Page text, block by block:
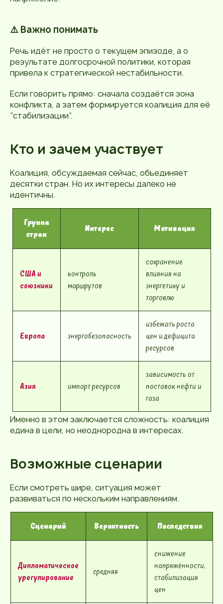
⚠️ Важно понимать
Речь идёт не просто о текущем эпизоде, а о
результате долгосрочной политики, которая
привела к стратегической нестабильности.
Если говорить прямо: сначала создаётся зона
конфликта, а затем формируется коалиция для её
“стабилизации”.
Кто и зачем участвует
Коалиция, обсуждаемая сейчас, объединяет
десятки стран. Но их интересы далеко не
идентичны.
Группа
стран
Интерес Мотивация
США и
союзники
контроль
маршрутов
сохранение
влияния на
энергетику и
торговлю
Европа энергобезопасность
избежать роста
цен и дефицита
ресурсов
Азия импорт ресурсов
зависимость от
поставок нефти и
газа
Именно в этом заключается сложность: коалиция
едина в цели, но неоднородна в интересах.
Возможные сценарии
Если смотреть шире, ситуация может
развиваться по нескольким направлениям.
Сценарий Вероятность Последствия
Дипломатическое
урегулирование
средняя
снижение
напряжённости,
стабилизация
цен